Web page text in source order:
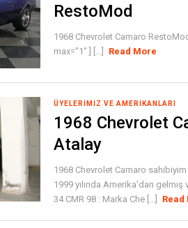
RestoMod
1968 Chevrolet Camaro
max="1" ] [...]
Read More
ÜYELERIMIZ VE AMERIKANLARI
1968 Chevrolet
Atalay
1968 Chevrolet Camaro sahibiyim
1999 yılında Amerika'dan
34 CMR 98 : Marka Che [...]
Read